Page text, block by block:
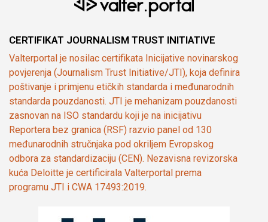
CERTIFIKAT JOURNALISM TRUST INITIATIVE
Valterportal je nosilac certifikata Inicijative novinarskog
povjerenja (Journalism Trust Initiative/JTI), koja definira
poštivanje i primjenu etičkih standarda i međunarodnih
standarda pouzdanosti. JTI je mehanizam pouzdanosti
zasnovan na ISO standardu koji je na inicijativu
Reportera bez granica (RSF) razvio panel od 130
međunarodnih stručnjaka pod okriljem Evropskog
odbora za standardizaciju (CEN). Nezavisna revizorska
kuća Deloitte je certificirala Valterportal prema
programu JTI i CWA 17493:2019.